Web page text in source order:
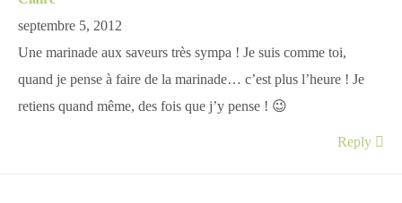
septembre 5, 2012
Une marinade aux saveurs très sympa ! Je suis comme toi,
quand je pense à faire de la marinade… c’est plus l’heure ! Je
retiens quand même, des fois que j’y pense ! 😉
Reply